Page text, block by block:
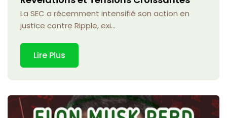
La SEC a récemment intensifié son action en
justice contre Ripple, exi...
Lire Plus